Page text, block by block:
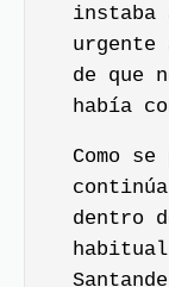
instaba
urgente
de que
había
Como
dentro